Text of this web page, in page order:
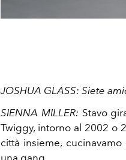
JOSHUA GLASS: Siete
SIENNA MILLER: Stavo
Twiggy, intorno al 2002 o
città insieme,